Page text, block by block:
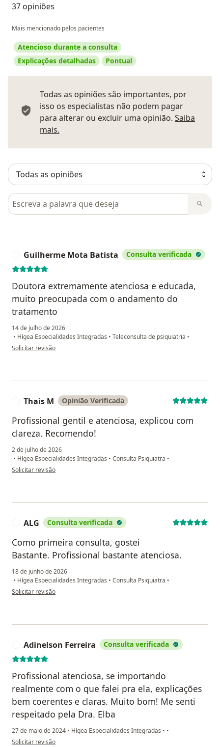
37 opiniões
Mais mencionado pelos pacientes
Atencioso durante a consulta
Explicações detalhadas
Pontual
Todas as opiniões são importantes, por
isso os especialistas não podem pagar
para alterar ou excluir uma opinião. Saiba
mais.
Pesquisar em opiniões
Guilherme Mota Batista Consulta verificada
Doutora extremamente atenciosa e educada,
muito preocupada com o andamento do
tratamento
14 de julho de 2026
• Hígea Especialidades Integradas • Teleconsulta de psiquiatria •
na opinião do utilizador Guilherme Mota Batista
Solicitar revisão
Thais M Opinião Verificada
Profissional gentil e atenciosa, explicou com
clareza. Recomendo!
2 de julho de 2026
• Hígea Especialidades Integradas • Consulta Psiquiatra •
na opinião do utilizador Thais M
Solicitar revisão
ALG Consulta verificada
Como primeira consulta, gostei
Bastante. Profissional bastante atenciosa.
18 de junho de 2026
• Hígea Especialidades Integradas • Consulta Psiquiatra •
na opinião do utilizador ALG
Solicitar revisão
Adinelson Ferreira Consulta verificada
Profissional atenciosa, se importando
realmente com o que falei pra ela, explicações
bem coerentes e claras. Muito bom! Me senti
respeitado pela Dra. Elba
27 de maio de 2024 • Hígea Especialidades Integradas • •
na opinião do utilizador Adinelson Ferreira
Solicitar revisão